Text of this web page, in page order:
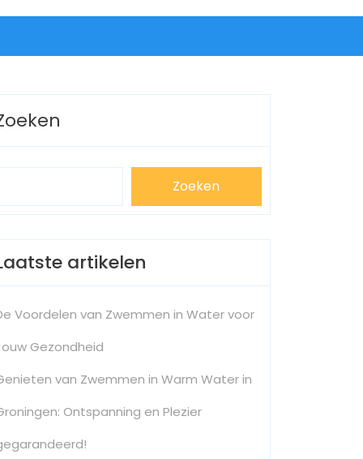
Zoeken
artikelen
Voordelen van Zwemmen in Water voor
Gezondheid
van Zwemmen in Warm Water in
Ontspanning en Plezier